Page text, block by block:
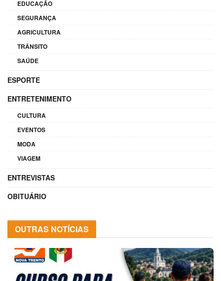
EDUCAÇÃO
SEGURANÇA
AGRICULTURA
TRÂNSITO
SAÚDE
ESPORTE
ENTRETENIMENTO
CULTURA
EVENTOS
MODA
VIAGEM
ENTREVISTAS
OBITUÁRIO
OUTRAS NOTÍCIAS